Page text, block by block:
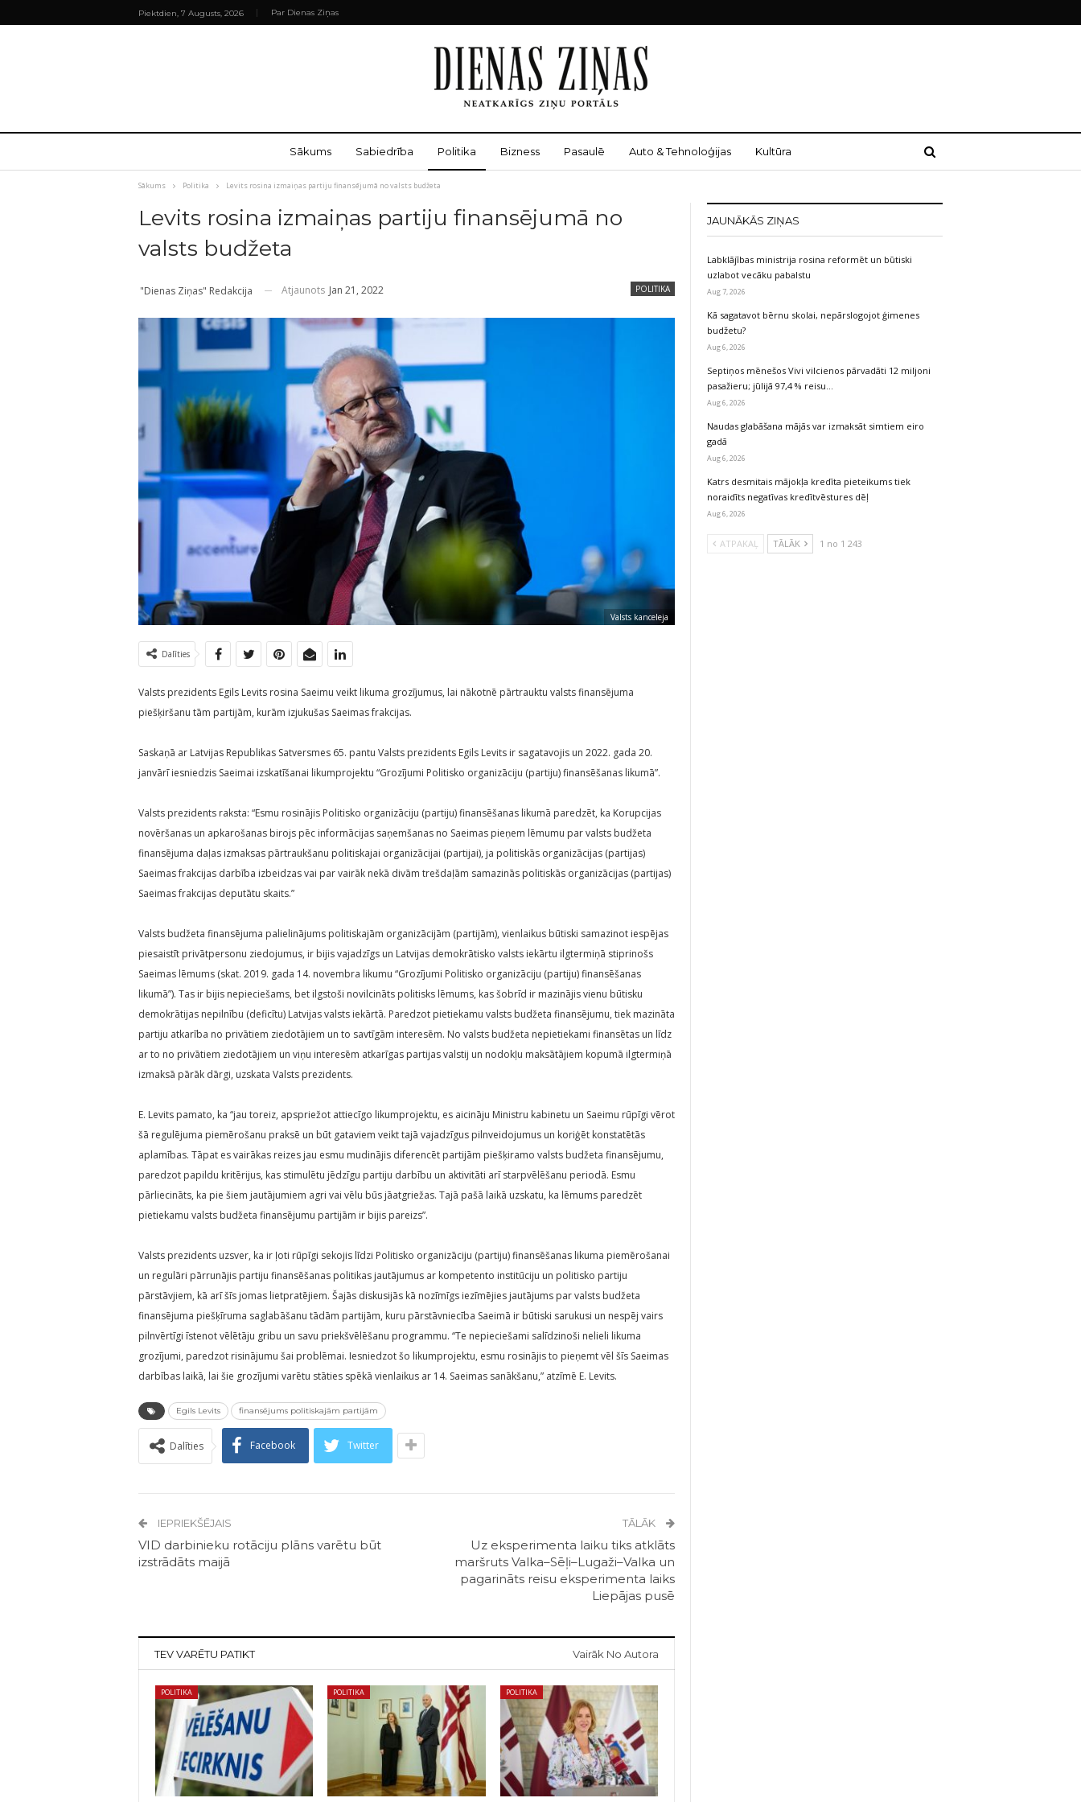
Piektdien, 7 Augusts, 2026 Par Dienas Ziņas
Sākums Sabiedrība Politika Bizness Pasaulē Auto & Tehnoloģijas Kultūra
Sākums Politika Levits rosina izmaiņas partiju finansējumā no valsts budžeta
Levits rosina izmaiņas partiju finansējumā no
valsts budžeta
POLITIKA
"Dienas Ziņas" Redakcija Atjaunots Jan 21, 2022
Valsts kanceleja
Dalīties
Valsts prezidents Egils Levits rosina Saeimu veikt likuma grozījumus, lai nākotnē pārtrauktu valsts finansējuma
piešķiršanu tām partijām, kurām izjukušas Saeimas frakcijas.
Saskaņā ar Latvijas Republikas Satversmes 65. pantu Valsts prezidents Egils Levits ir sagatavojis un 2022. gada 20.
janvārī iesniedzis Saeimai izskatīšanai likumprojektu “Grozījumi Politisko organizāciju (partiju) finansēšanas likumā”.
Valsts prezidents raksta: “Esmu rosinājis Politisko organizāciju (partiju) finansēšanas likumā paredzēt, ka Korupcijas
novēršanas un apkarošanas birojs pēc informācijas saņemšanas no Saeimas pieņem lēmumu par valsts budžeta
finansējuma daļas izmaksas pārtraukšanu politiskajai organizācijai (partijai), ja politiskās organizācijas (partijas)
Saeimas frakcijas darbība izbeidzas vai par vairāk nekā divām trešdaļām samazinās politiskās organizācijas (partijas)
Saeimas frakcijas deputātu skaits.”
Valsts budžeta finansējuma palielinājums politiskajām organizācijām (partijām), vienlaikus būtiski samazinot iespējas
piesaistīt privātpersonu ziedojumus, ir bijis vajadzīgs un Latvijas demokrātisko valsts iekārtu ilgtermiņā stiprinošs
Saeimas lēmums (skat. 2019. gada 14. novembra likumu “Grozījumi Politisko organizāciju (partiju) finansēšanas
likumā”). Tas ir bijis nepieciešams, bet ilgstoši novilcināts politisks lēmums, kas šobrīd ir mazinājis vienu būtisku
demokrātijas nepilnību (deficītu) Latvijas valsts iekārtā. Paredzot pietiekamu valsts budžeta finansējumu, tiek mazināta
partiju atkarība no privātiem ziedotājiem un to savtīgām interesēm. No valsts budžeta nepietiekami finansētas un līdz
ar to no privātiem ziedotājiem un viņu interesēm atkarīgas partijas valstij un nodokļu maksātājiem kopumā ilgtermiņā
izmaksā pārāk dārgi, uzskata Valsts prezidents.
E. Levits pamato, ka “jau toreiz, apspriežot attiecīgo likumprojektu, es aicināju Ministru kabinetu un Saeimu rūpīgi vērot
šā regulējuma piemērošanu praksē un būt gataviem veikt tajā vajadzīgus pilnveidojumus un koriģēt konstatētās
aplamības. Tāpat es vairākas reizes jau esmu mudinājis diferencēt partijām piešķiramo valsts budžeta finansējumu,
paredzot papildu kritērijus, kas stimulētu jēdzīgu partiju darbību un aktivitāti arī starpvēlēšanu periodā. Esmu
pārliecināts, ka pie šiem jautājumiem agri vai vēlu būs jāatgriežas. Tajā pašā laikā uzskatu, ka lēmums paredzēt
pietiekamu valsts budžeta finansējumu partijām ir bijis pareizs”.
Valsts prezidents uzsver, ka ir ļoti rūpīgi sekojis līdzi Politisko organizāciju (partiju) finansēšanas likuma piemērošanai
un regulāri pārrunājis partiju finansēšanas politikas jautājumus ar kompetento institūciju un politisko partiju
pārstāvjiem, kā arī šīs jomas lietpratējiem. Šajās diskusijās kā nozīmīgs iezīmējies jautājums par valsts budžeta
finansējuma piešķīruma saglabāšanu tādām partijām, kuru pārstāvniecība Saeimā ir būtiski sarukusi un nespēj vairs
pilnvērtīgi īstenot vēlētāju gribu un savu priekšvēlēšanu programmu. “Te nepieciešami salīdzinoši nelieli likuma
grozījumi, paredzot risinājumu šai problēmai. Iesniedzot šo likumprojektu, esmu rosinājis to pieņemt vēl šīs Saeimas
darbības laikā, lai šie grozījumi varētu stāties spēkā vienlaikus ar 14. Saeimas sanākšanu,” atzīmē E. Levits.
Egils Levits finansējums politiskajām partijām
Dalīties Facebook Twitter
IEPRIEKŠĒJAIS
VID darbinieku rotāciju plāns varētu būt
izstrādāts maijā
TĀLĀK
Uz eksperimenta laiku tiks atklāts
maršruts Valka–Sēļi–Lugaži–Valka un
pagarināts reisu eksperimenta laiks
Liepājas pusē
TEV VARĒTU PATIKT Vairāk No Autora
POLITIKA POLITIKA POLITIKA
JAUNĀKĀS ZIŅAS
Labklājības ministrija rosina reformēt un būtiski
uzlabot vecāku pabalstu
Aug 7, 2026
Kā sagatavot bērnu skolai, nepārslogojot ģimenes
budžetu?
Aug 6, 2026
Septiņos mēnešos Vivi vilcienos pārvadāti 12 miljoni
pasažieru; jūlijā 97,4 % reisu…
Aug 6, 2026
Naudas glabāšana mājās var izmaksāt simtiem eiro
gadā
Aug 6, 2026
Katrs desmitais mājokļa kredīta pieteikums tiek
noraidīts negatīvas kredītvēstures dēļ
Aug 6, 2026
ATPAKAĻ TĀLĀK 1 no 1 243